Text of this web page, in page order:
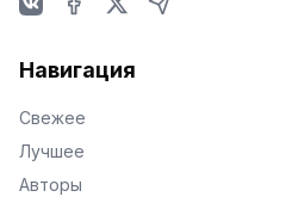
Навигация
Свежее
Лучшее
Авторы